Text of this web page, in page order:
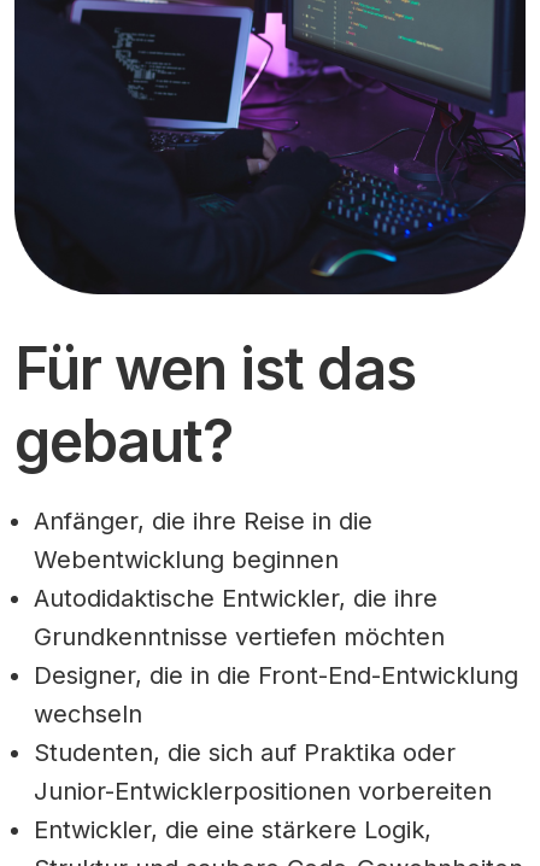
Für wen ist das
gebaut?
Anfänger, die ihre Reise in die
Webentwicklung beginnen
Autodidaktische Entwickler, die ihre
Grundkenntnisse vertiefen möchten
Designer, die in die Front-End-Entwicklung
wechseln
Studenten, die sich auf Praktika oder
Junior-Entwicklerpositionen vorbereiten
Entwickler, die eine stärkere Logik,